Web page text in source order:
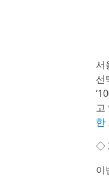
서
선
고
한
◇
이